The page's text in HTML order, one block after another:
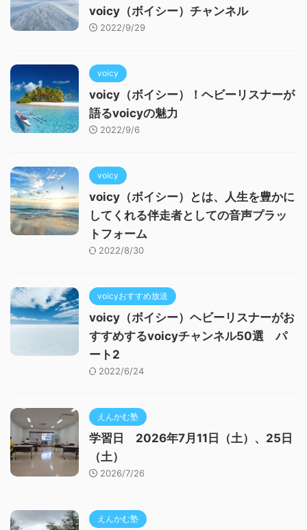
voicy（ボイシー）チャンネル
2022/9/29
voicy
voicy（ボイシー）！ヘビーリスナーが
語るvoicyの魅力
2022/9/6
voicy
voicy（ボイシー）とは、人生を豊かに
してくれる伴走者としての音声プラッ
トフォーム
2022/8/30
voicyおすすめ放送
voicy（ボイシー）ヘビーリスナーがお
すすめするvoicyチャンネル50選 パ
ート2
2022/6/24
えんかむ塾
学習日 2026年7月11日（土）、25日
（土）
2026/7/26
えんかむ塾